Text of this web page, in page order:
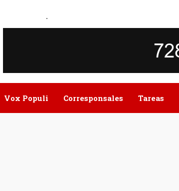
.
Vox Populi Corresponsales Tareas